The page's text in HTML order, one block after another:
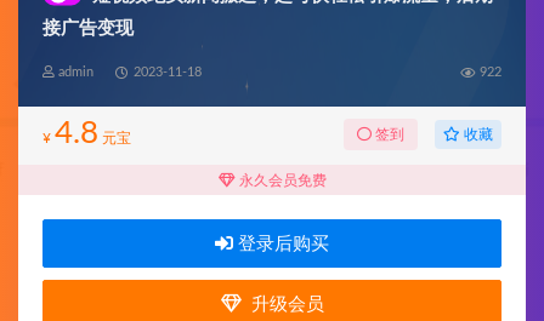
接广告变现
admin 2023-11-18 922
¥ 4.8 元宝 签到 收藏
永久会员免费
登录后购买
升级会员